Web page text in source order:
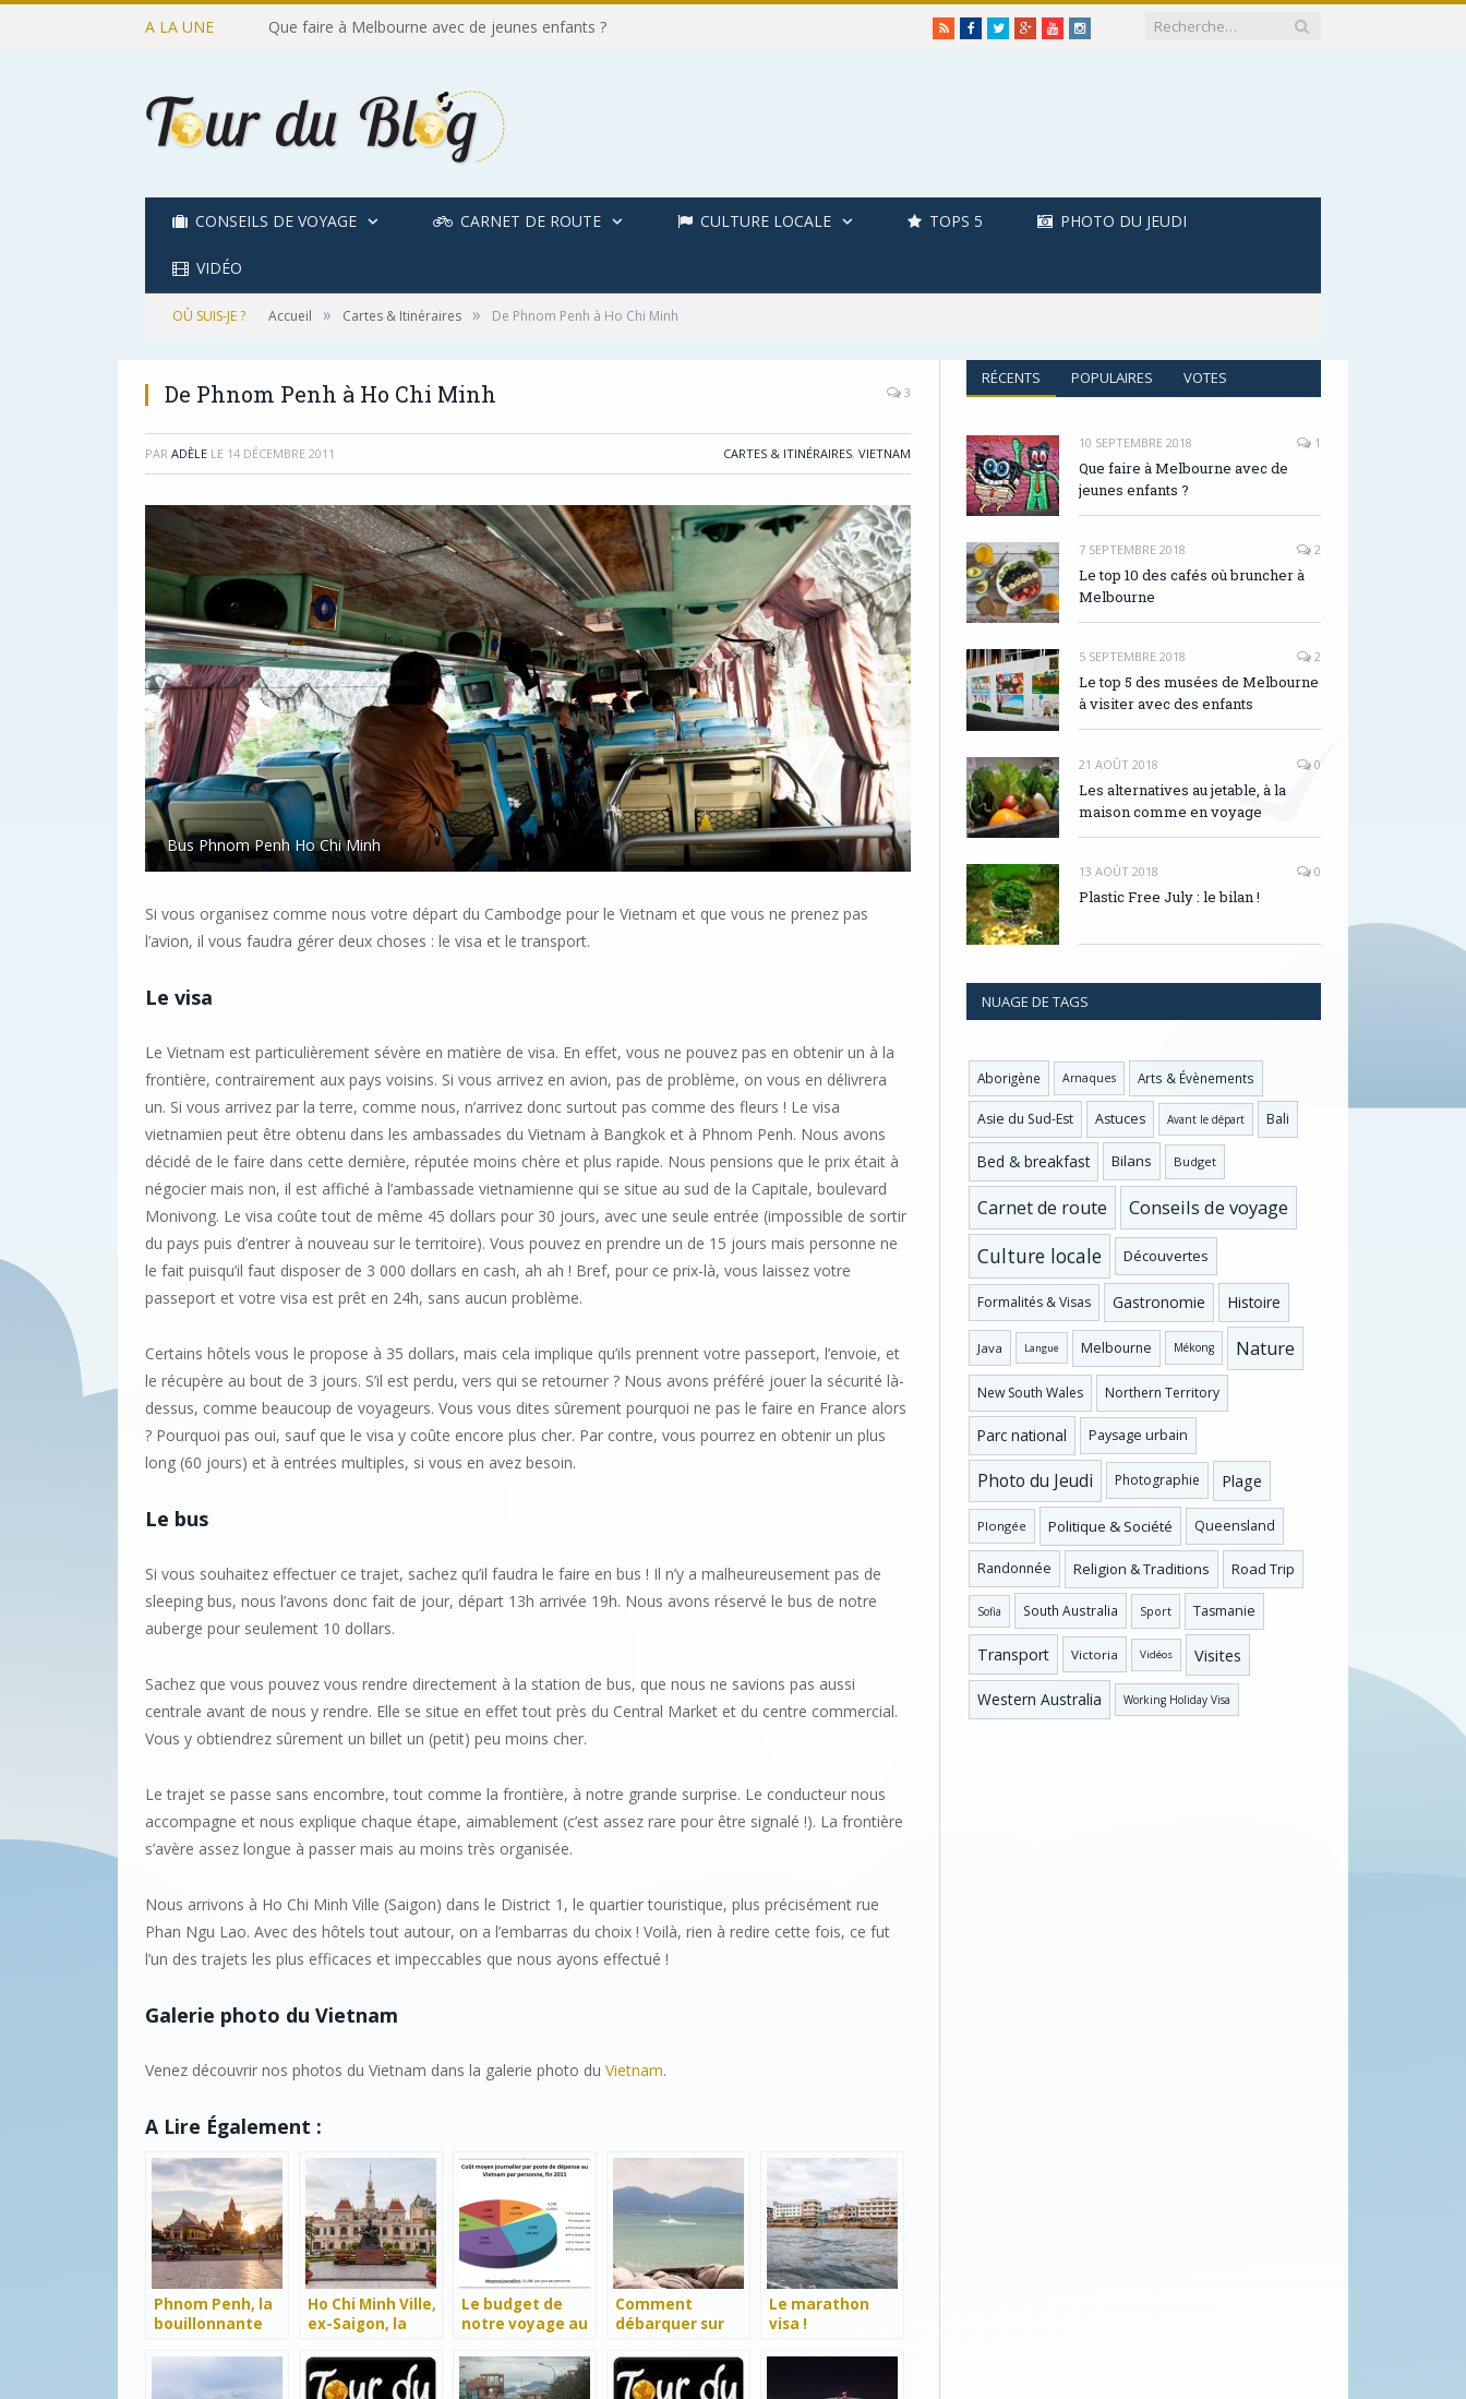
A LA UNE Que faire à Melbourne avec de jeunes enfants ? RSSFacebook
TwitterGoogle+YoutubeInstagram
CONSEILS DE VOYAGE CARNET DE ROUTE CULTURE LOCALE TOPS 5 PHOTO DU JEUDI
VIDÉO
OÙ SUIS-JE ? Accueil » Cartes & Itinéraires » De Phnom Penh à Ho Chi Minh
De Phnom Penh à Ho Chi Minh 3
PAR ADÈLE LE 14 DÉCEMBRE 2011 CARTES & ITINÉRAIRES, VIETNAM
Bus Phnom Penh Ho Chi Minh
Si vous organisez comme nous votre départ du Cambodge pour le Vietnam et que vous ne prenez pas
l’avion, il vous faudra gérer deux choses : le visa et le transport.
Le visa
Le Vietnam est particulièrement sévère en matière de visa. En effet, vous ne pouvez pas en obtenir un à la
frontière, contrairement aux pays voisins. Si vous arrivez en avion, pas de problème, on vous en délivrera
un. Si vous arrivez par la terre, comme nous, n’arrivez donc surtout pas comme des fleurs ! Le visa
vietnamien peut être obtenu dans les ambassades du Vietnam à Bangkok et à Phnom Penh. Nous avons
décidé de le faire dans cette dernière, réputée moins chère et plus rapide. Nous pensions que le prix était à
négocier mais non, il est affiché à l’ambassade vietnamienne qui se situe au sud de la Capitale, boulevard
Monivong. Le visa coûte tout de même 45 dollars pour 30 jours, avec une seule entrée (impossible de sortir
du pays puis d’entrer à nouveau sur le territoire). Vous pouvez en prendre un de 15 jours mais personne ne
le fait puisqu’il faut disposer de 3 000 dollars en cash, ah ah ! Bref, pour ce prix-là, vous laissez votre
passeport et votre visa est prêt en 24h, sans aucun problème.
Certains hôtels vous le propose à 35 dollars, mais cela implique qu’ils prennent votre passeport, l’envoie, et
le récupère au bout de 3 jours. S’il est perdu, vers qui se retourner ? Nous avons préféré jouer la sécurité là-
dessus, comme beaucoup de voyageurs. Vous vous dites sûrement pourquoi ne pas le faire en France alors
? Pourquoi pas oui, sauf que le visa y coûte encore plus cher. Par contre, vous pourrez en obtenir un plus
long (60 jours) et à entrées multiples, si vous en avez besoin.
Le bus
Si vous souhaitez effectuer ce trajet, sachez qu’il faudra le faire en bus ! Il n’y a malheureusement pas de
sleeping bus, nous l’avons donc fait de jour, départ 13h arrivée 19h. Nous avons réservé le bus de notre
auberge pour seulement 10 dollars.
Sachez que vous pouvez vous rendre directement à la station de bus, que nous ne savions pas aussi
centrale avant de nous y rendre. Elle se situe en effet tout près du Central Market et du centre commercial.
Vous y obtiendrez sûrement un billet un (petit) peu moins cher.
Le trajet se passe sans encombre, tout comme la frontière, à notre grande surprise. Le conducteur nous
accompagne et nous explique chaque étape, aimablement (c’est assez rare pour être signalé !). La frontière
s’avère assez longue à passer mais au moins très organisée.
Nous arrivons à Ho Chi Minh Ville (Saigon) dans le District 1, le quartier touristique, plus précisément rue
Phan Ngu Lao. Avec des hôtels tout autour, on a l’embarras du choix ! Voilà, rien à redire cette fois, ce fut
l’un des trajets les plus efficaces et impeccables que nous ayons effectué !
Galerie photo du Vietnam
Venez découvrir nos photos du Vietnam dans la galerie photo du Vietnam.
A Lire Également :
Phnom Penh, la
bouillonnante
Ho Chi Minh Ville,
ex-Saigon, la
Le budget de
notre voyage au
Comment
débarquer sur
Le marathon
visa !
RÉCENTS POPULAIRES VOTES
10 SEPTEMBRE 2018 1
Que faire à Melbourne avec de
jeunes enfants ?
7 SEPTEMBRE 2018 2
Le top 10 des cafés où bruncher à
Melbourne
5 SEPTEMBRE 2018 2
Le top 5 des musées de Melbourne
à visiter avec des enfants
21 AOÛT 2018 0
Les alternatives au jetable, à la
maison comme en voyage
13 AOÛT 2018 0
Plastic Free July : le bilan !
NUAGE DE TAGS
Aborigène Arnaques Arts & Évènements
Asie du Sud-Est Astuces Avant le départ Bali
Bed & breakfast Bilans Budget
Carnet de route Conseils de voyage
Culture locale Découvertes
Formalités & Visas Gastronomie Histoire
Java Langue Melbourne Mékong Nature
New South Wales Northern Territory
Parc national Paysage urbain
Photo du Jeudi Photographie Plage
Plongée Politique & Société Queensland
Randonnée Religion & Traditions Road Trip
Sofia South Australia Sport Tasmanie
Transport Victoria Vidéos Visites
Western Australia Working Holiday Visa